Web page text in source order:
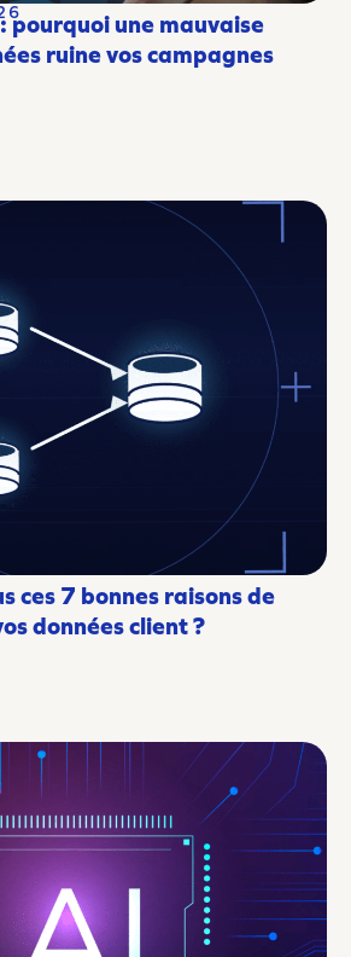
pourquoi une mauvaise
ruine vos campagnes
ces 7 bonnes raisons de
données client ?